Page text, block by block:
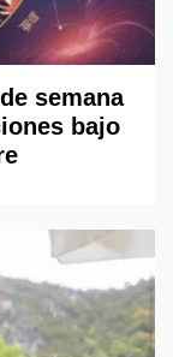
semana
bajo